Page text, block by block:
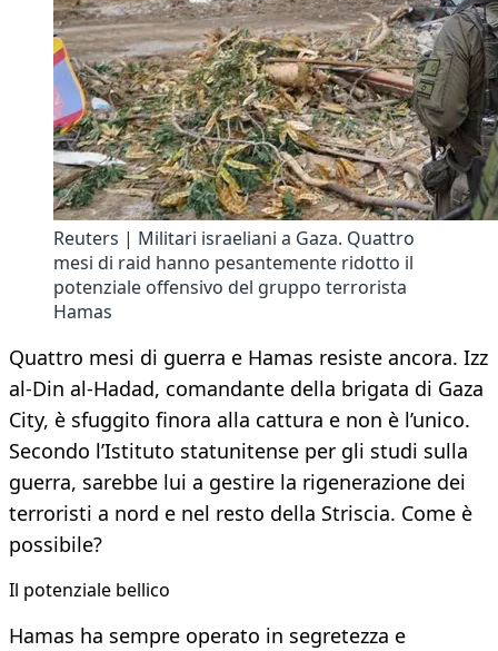
Reuters | Militari israeliani a Gaza. Quattro
mesi di raid hanno pesantemente ridotto il
potenziale offensivo del gruppo terrorista
Hamas
Quattro mesi di guerra e Hamas resiste ancora. Izz
al-Din al-Hadad, comandante della brigata di Gaza
City, è sfuggito finora alla cattura e non è l’unico.
Secondo l’Istituto statunitense per gli studi sulla
guerra, sarebbe lui a gestire la rigenerazione dei
terroristi a nord e nel resto della Striscia. Come è
possibile?
​Il potenziale bellico
Hamas ha sempre operato in segretezza e